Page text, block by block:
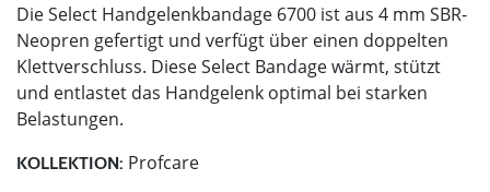
Die Select Handgelenkbandage 6700 ist aus 4 mm SBR-
Neopren gefertigt und verfügt über einen doppelten
Klettverschluss. Diese Select Bandage wärmt, stützt
und entlastet das Handgelenk optimal bei starken
Belastungen.
KOLLEKTION: Profcare